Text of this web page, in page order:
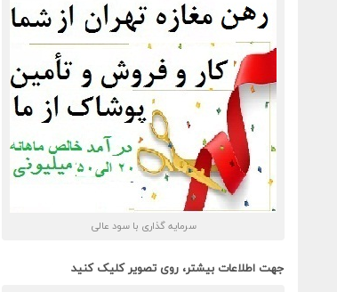
سرمایه گذاری با سود عالی
جهت اطلاعات بیشتر، روی تصویر کلیک کنید